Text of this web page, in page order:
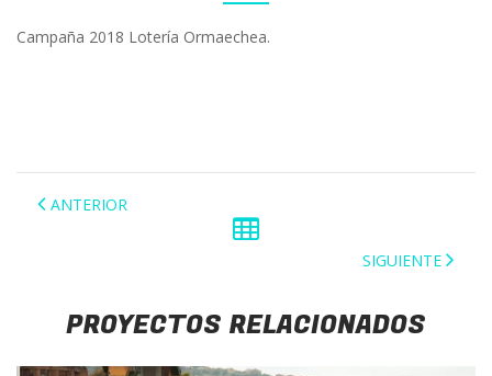
Campaña 2018 Lotería Ormaechea.
ANTERIOR
SIGUIENTE
PROYECTOS RELACIONADOS